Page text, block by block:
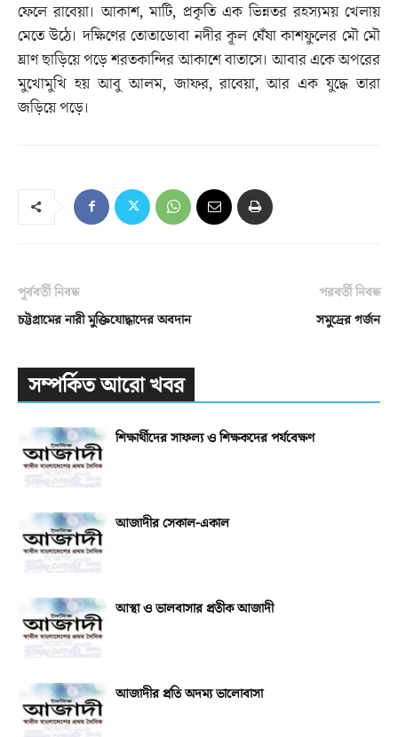
ফেলে রাবেয়া। আকাশ, মাটি, প্রকৃতি এক ভিন্নতর রহস্যময় খেলায়
মেতে উঠে। দক্ষিণের তোতাডোবা নদীর কূল ঘেঁষা কাশফুলের মৌ মৌ
ঘ্রাণ ছাড়িয়ে পড়ে শরতকান্দির আকাশে বাতাসে। আবার একে অপরের
মুখোমুখি হয় আবু আলম, জাফর, রাবেয়া, আর এক যুদ্ধে তারা
জড়িয়ে পড়ে।
পূর্ববর্তী নিবন্ধ
চট্টগ্রামের নারী মুক্তিযোদ্ধাদের অবদান
পরবর্তী নিবন্ধ
সমুদ্রের গর্জন
সম্পর্কিত আরো খবর
শিক্ষার্থীদের সাফল্য ও শিক্ষকদের পর্যবেক্ষণ
আজাদীর সেকাল-একাল
আস্থা ও ভালবাসার প্রতীক আজাদী
আজাদীর প্রতি অদম্য ভালোবাসা